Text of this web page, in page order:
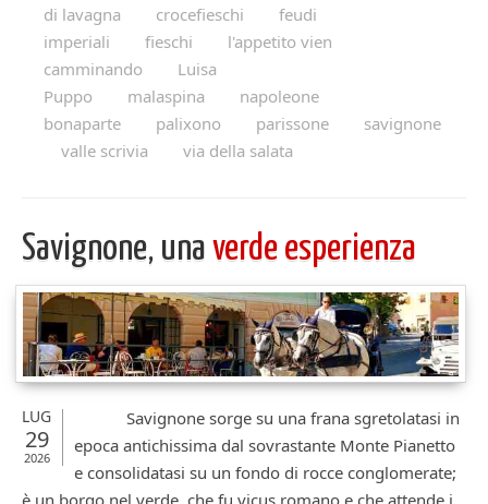
di lavagna
crocefieschi
feudi
imperiali
fieschi
l'appetito vien
camminando
Luisa
Puppo
malaspina
napoleone
bonaparte
palixono parissone
savignone
valle scrivia
via della salata
Savignone, una verde esperienza
LUG
29
2026
Savignone sorge su una frana sgretolatasi in
epoca antichissima dal sovrastante Monte Pianetto
e consolidatasi su un fondo di rocce conglomerate;